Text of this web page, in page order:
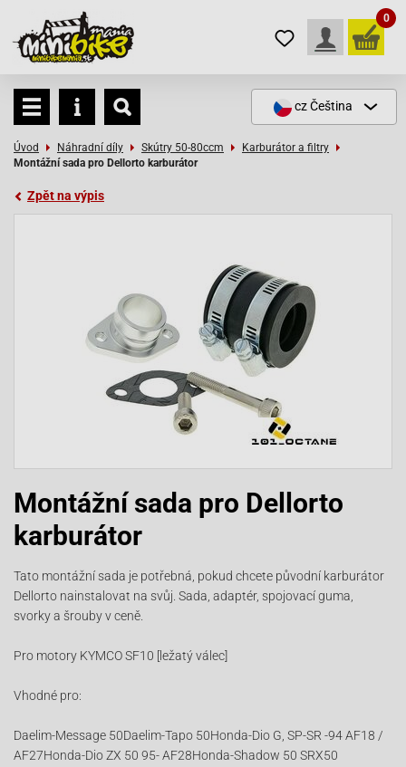
0
czČeština
Úvod Náhradní díly Skútry 50-80ccm
Karburátor a filtry
Montážní sada pro Dellorto karburátor
Zpět na výpis
Montážní sada pro Dellorto
karburátor
Tato montážní sada je potřebná, pokud chcete původní karburátor
Dellorto nainstalovat na svůj. Sada, adaptér, spojovací guma,
svorky a šrouby v ceně.
Pro motory KYMCO SF10 [ležatý válec]
Vhodné pro:
Daelim-Message 50Daelim-Tapo 50Honda-Dio G, SP-SR -94 AF18 /
AF27Honda-Dio ZX 50 95- AF28Honda-Shadow 50 SRX50